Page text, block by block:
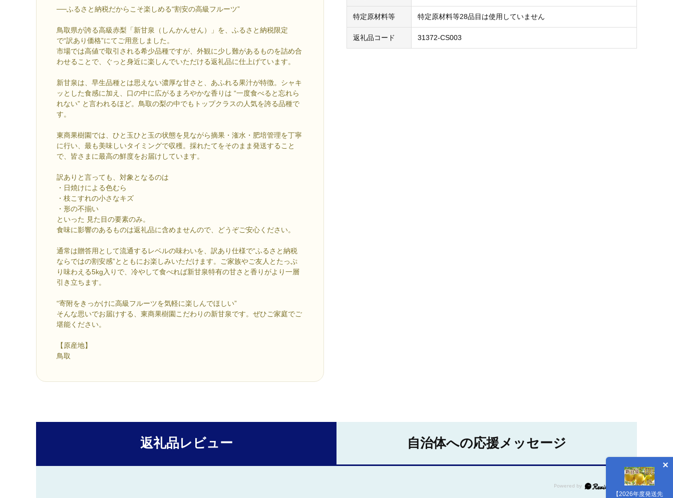
──ふるさと納税だからこそ楽しめる“割安の高級フルーツ”
鳥取県が誇る高級赤梨「新甘泉（しんかんせん）」を、ふるさと納税限定
で“訳あり価格”にてご用意しました。
市場では高値で取引される希少品種ですが、外観に少し難があるものを詰め合
わせることで、ぐっと身近に楽しんでいただける返礼品に仕上げています。
新甘泉は、早生品種とは思えない濃厚な甘さと、あふれる果汁が特徴。シャキ
ッとした食感に加え、口の中に広がるまろやかな香りは “一度食べると忘れら
れない” と言われるほど。鳥取の梨の中でもトップクラスの人気を誇る品種で
す。
東商果樹園では、ひと玉ひと玉の状態を見ながら摘果・潅水・肥培管理を丁寧
に行い、最も美味しいタイミングで収穫。採れたてをそのまま発送すること
で、皆さまに最高の鮮度をお届けしています。
訳ありと言っても、対象となるのは
・日焼けによる色むら
・枝こすれの小さなキズ
・形の不揃い
といった 見た目の要素のみ。
食味に影響のあるものは返礼品に含めませんので、どうぞご安心ください。
通常は贈答用として流通するレベルの味わいを、訳あり仕様で“ふるさと納税
ならではの割安感”とともにお楽しみいただけます。ご家族やご友人とたっぷ
り味わえる5kg入りで、冷やして食べれば新甘泉特有の甘さと香りがより一層
引き立ちます。
“寄附をきっかけに高級フルーツを気軽に楽しんでほしい”
そんな思いでお届けする、東商果樹園こだわりの新甘泉です。ぜひご家庭でご
堪能ください。
【原産地】
鳥取
【2026年度発送先
特定原材料等 特定原材料等28品目は使用していません
返礼品コード 31372-CS003
返礼品レビュー 自治体への応援メッセージ